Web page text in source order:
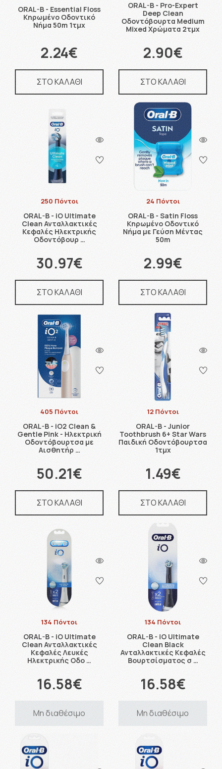
ORAL-B - Essential Floss
Κηρωμένο Οδοντικό
Νήμα 50m 1τμχ
2.24€
ΣΤΟ ΚΑΛΑΘΙ
ORAL-B - Pro-Expert
Deep Clean
Οδοντόβουρτα Medium
Mixed Χρώματα 2τμχ
2.90€
ΣΤΟ ΚΑΛΑΘΙ
250 Πόντοι
ORAL-B - iO Ultimate
Clean Ανταλλακτικές
Κεφαλές Ηλεκτρικής
Οδοντόβουρ …
30.97€
ΣΤΟ ΚΑΛΑΘΙ
24 Πόντοι
ORAL-B - Satin Floss
Κηρωμένο Οδοντικό
Nήμα με Γεύση Μέντας
50m
2.99€
ΣΤΟ ΚΑΛΑΘΙ
405 Πόντοι
ORAL-B - iO2 Clean &
Gentle Pink - Ηλεκτρική
Οδοντόβουρτσα με
Αισθητήρ …
50.21€
ΣΤΟ ΚΑΛΑΘΙ
12 Πόντοι
ORAL-B - Junior
Toothbrush 6+ Star Wars
Παιδική Οδοντόβουρτσα
1τμχ
1.49€
ΣΤΟ ΚΑΛΑΘΙ
134 Πόντοι
ORAL-B - iO Ultimate
Clean Ανταλλακτικές
Κεφαλές Λευκές
Ηλεκτρικής Οδο …
16.58€
Μη διαθέσιμο
134 Πόντοι
ORAL-B - iO Ultimate
Clean Black
Ανταλλακτικές Κεφαλές
Βουρτσίσματος σ …
16.58€
Μη διαθέσιμο